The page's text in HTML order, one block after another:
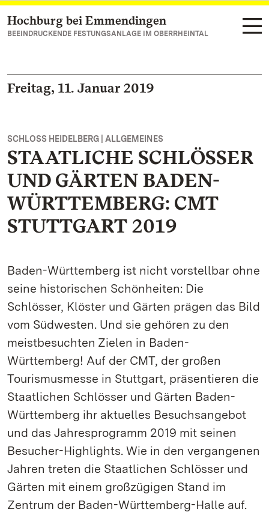
Zum Hauptinhalt springen
Hochburg bei Emmendingen
BEEINDRUCKENDE FESTUNGSANLAGE IM OBERRHEINTAL
Freitag, 11. Januar 2019
SCHLOSS HEIDELBERG | ALLGEMEINES
STAATLICHE SCHLÖSSER
UND GÄRTEN BADEN-
WÜRTTEMBERG: CMT
STUTTGART 2019
Baden-Württemberg ist nicht vorstellbar ohne
seine historischen Schönheiten: Die
Schlösser, Klöster und Gärten prägen das Bild
vom Südwesten. Und sie gehören zu den
meistbesuchten Zielen in Baden-
Württemberg! Auf der CMT, der großen
Tourismusmesse in Stuttgart, präsentieren die
Staatlichen Schlösser und Gärten Baden-
Württemberg ihr aktuelles Besuchsangebot
und das Jahresprogramm 2019 mit seinen
Besucher-Highlights. Wie in den vergangenen
Jahren treten die Staatlichen Schlösser und
Gärten mit einem großzügigen Stand im
Zentrum der Baden-Württemberg-Halle auf.